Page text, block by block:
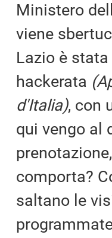
Ministero
viene
Lazio è
hackerata
d'Italia), con
qui vengo al
comporta?
saltano le